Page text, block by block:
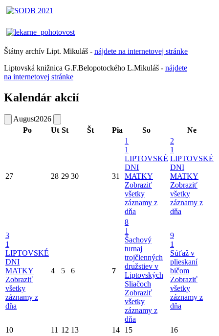
Štátny archív Lipt. Mikuláš - nájdete na internetovej stránke
Liptovská knižnica G.F.Belopotockého L.Mikuláš - nájdete
na internetovej stránke
Kalendár akcií
August2026
Po
Ut St Št Pia So Ne
27 28 29 30 31
1
1
LIPTOVSKÉ
DNI
MATKY
Zobraziť
všetky
záznamy z
dňa
2
1
LIPTOVSKÉ
DNI
MATKY
Zobraziť
všetky
záznamy z
dňa
3
1
LIPTOVSKÉ
DNI
MATKY
Zobraziť
všetky
záznamy z
dňa
4 5 6 7
8
1
Šachový
turnaj
trojčlenných
družstiev v
Liptovských
Sliačoch
Zobraziť
všetky
záznamy z
dňa
9
1
Súťaž v
plieskaní
bičom
Zobraziť
všetky
záznamy z
dňa
10 11 12 13 14 15 16